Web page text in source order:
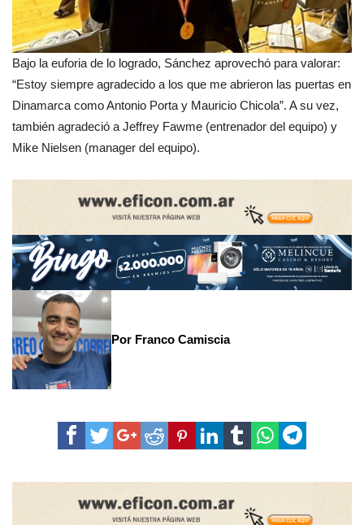
Bajo la euforia de lo logrado, Sánchez aprovechó para valorar:
“Estoy siempre agradecido a los que me abrieron las puertas en
Dinamarca como Antonio Porta y Mauricio Chicola”. A su vez,
también agradeció a Jeffrey Fawme (entrenador del equipo) y
Mike Nielsen (manager del equipo).
Por Franco Camiscia